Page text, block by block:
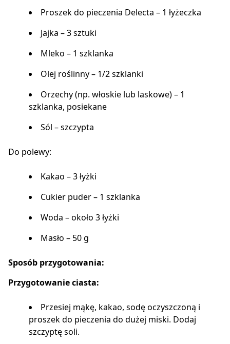
Proszek do pieczenia Delecta – 1 łyżeczka
Jajka – 3 sztuki
Mleko – 1 szklanka
Olej roślinny – 1/2 szklanki
Orzechy (np. włoskie lub laskowe) – 1
szklanka, posiekane
Sól – szczypta
Do polewy:
Kakao – 3 łyżki
Cukier puder – 1 szklanka
Woda – około 3 łyżki
Masło – 50 g
Sposób przygotowania:
Przygotowanie ciasta:
Przesiej mąkę, kakao, sodę oczyszczoną i
proszek do pieczenia do dużej miski. Dodaj
szczyptę soli.